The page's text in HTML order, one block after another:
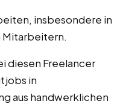
insbesondere in
diesen Freelancer
in
aus handwerklichen